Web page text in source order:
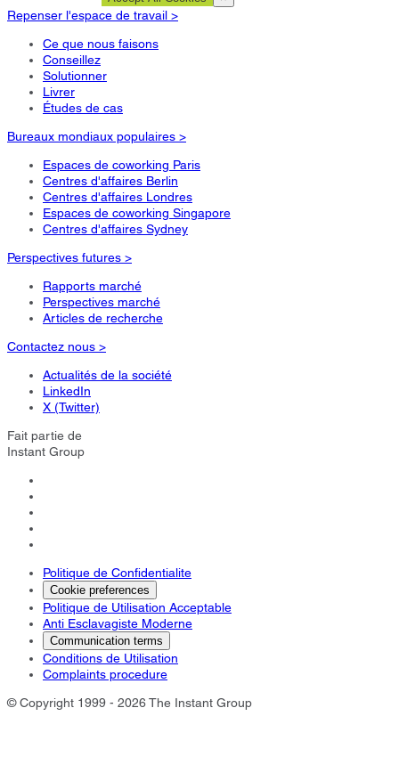
Repenser l'espace de travail >
Ce que nous faisons
Conseillez
Solutionner
Livrer
Études de cas
Bureaux mondiaux populaires >
Espaces de coworking Paris
Centres d'affaires Berlin
Centres d'affaires Londres
Espaces de coworking Singapore
Centres d'affaires Sydney
Perspectives futures >
Rapports marché
Perspectives marché
Articles de recherche
Contactez nous >
Actualités de la société
LinkedIn
X (Twitter)
Fait partie de
Instant Group
Politique de Confidentialite
Cookie preferences
Politique de Utilisation Acceptable
Anti Esclavagiste Moderne
Communication terms
Conditions de Utilisation
Complaints procedure
© Copyright 1999 - 2026 The Instant Group